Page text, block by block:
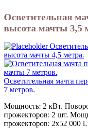
Осветительная
высота мачты 3,5
высота мачты 4,5 метра.
Осветительная мачта
7 метров.
Мощность: 2 кВт.
прожекторов: 2 шт.
прожекторов: 2х52 000